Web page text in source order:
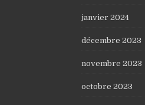
janvier 2024
décembre 2023
novembre 2023
octobre 2023